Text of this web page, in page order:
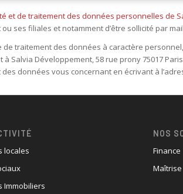
et de traitement des données personnelles de
ses filiales et notamment d’être sollicité par
traitement des données à caractère
Salvia Développement, 58 rue prony 75017
données vous concernant en écrivant à
locales
Immobiliers
NOS
Finance
Maîtrise